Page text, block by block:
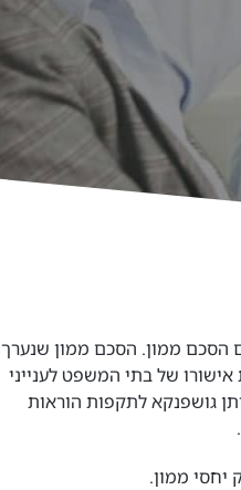
הסכם ממון. הסכם ממון שנערך
של בתי המשפט לענייני
גושפנקא לתקפות הוראות
יחסי ממון.